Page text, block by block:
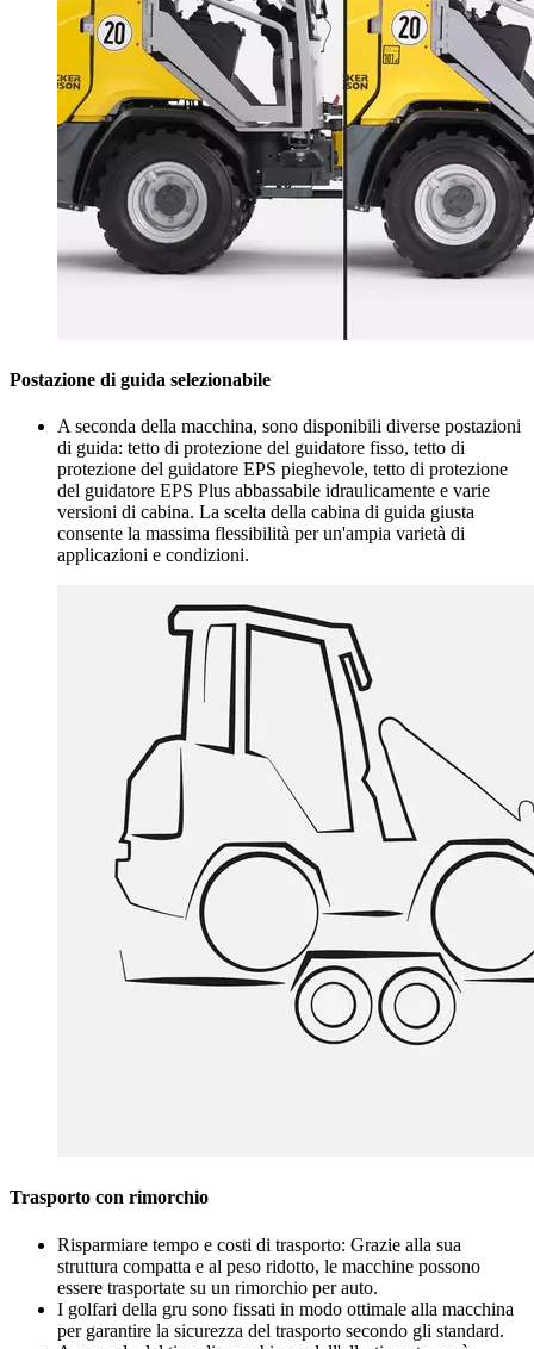
Postazione di guida selezionabile
A seconda della macchina, sono disponibili diverse postazioni
di guida: tetto di protezione del guidatore fisso, tetto di
protezione del guidatore EPS pieghevole, tetto di protezione
del guidatore EPS Plus abbassabile idraulicamente e varie
versioni di cabina. La scelta della cabina di guida giusta
consente la massima flessibilità per un'ampia varietà di
applicazioni e condizioni.
Trasporto con rimorchio
Risparmiare tempo e costi di trasporto: Grazie alla sua
struttura compatta e al peso ridotto, le macchine possono
essere trasportate su un rimorchio per auto.
I golfari della gru sono fissati in modo ottimale alla macchina
per garantire la sicurezza del trasporto secondo gli standard.